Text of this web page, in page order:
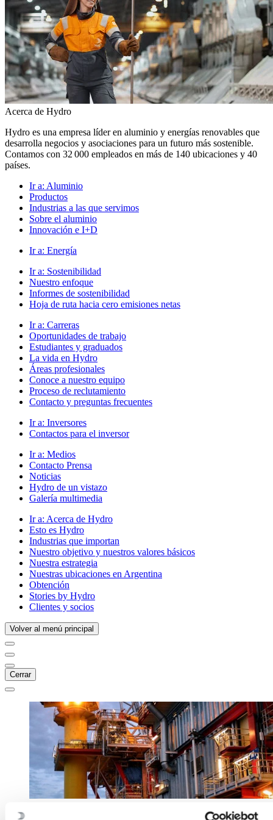
Acerca de Hydro
Hydro es una empresa líder en aluminio y energías renovables que
desarrolla negocios y asociaciones para un futuro más sostenible.
Contamos con 32 000 empleados en más de 140 ubicaciones y 40
países.
Ir a: Aluminio
Productos
Industrias a las que servimos
Sobre el aluminio
Innovación e I+D
Ir a: Energía
Ir a: Sostenibilidad
Nuestro enfoque
Informes de sostenibilidad
Hoja de ruta hacia cero emisiones netas
Ir a: Carreras
Oportunidades de trabajo
Estudiantes y graduados
La vida en Hydro
Áreas profesionales
Conoce a nuestro equipo
Proceso de reclutamiento
Contacto y preguntas frecuentes
Ir a: Inversores
Contactos para el inversor
Ir a: Medios
Contacto Prensa
Noticias
Hydro de un vistazo
Galería multimedia
Ir a: Acerca de Hydro
Esto es Hydro
Industrias que importan
Nuestro objetivo y nuestros valores básicos
Nuestra estrategia
Nuestras ubicaciones en Argentina
Obtención
Stories by Hydro
Clientes y socios
Volver al menú principal
Cerrar